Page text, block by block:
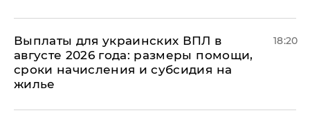
Выплаты для украинских ВПЛ в
августе 2026 года: размеры помощи,
сроки начисления и субсидия на
жилье
18:20